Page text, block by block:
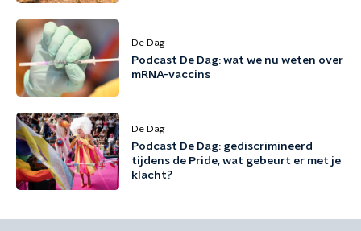
De Dag
Podcast De Dag: wat we nu weten over
mRNA-vaccins
De Dag
Podcast De Dag: gediscrimineerd
tijdens de Pride, wat gebeurt er met je
klacht?